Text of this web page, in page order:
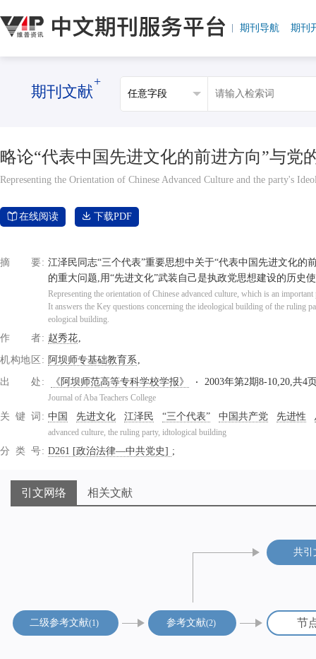
期刊导航 期刊
期刊文献
+
略论“代表中国先进文化的前进方向”与党
Representing the Orientation of Chinese Advanced Culture and the party's
在线阅读 下载PDF
摘要
江泽民同志“三个代表”重要思想中关于“代表中国先进文化
的重大问题,用“先进文化”武装自己是执政党思想建设的历史
Representing the orientation of Chinese advanced culture, which is an
It answers the Key questions concerning the ideological building of the ruling
eological building.
作者 赵秀花
机构地区 阿坝师专基础教育系
出处 《阿坝师范高等专科学校学报》 2003年第2期8-10,20,共4
Journal of Aba Teachers College
关键词 中国 先进文化 江泽民 “三个代表” 中国共产党 先进性
advanced culture, the ruling party, idtological building
分类号 D261 [政治法律—中共党史]
引文网络 相关文献
节
二级参考文献 1 参考文献 2
共引